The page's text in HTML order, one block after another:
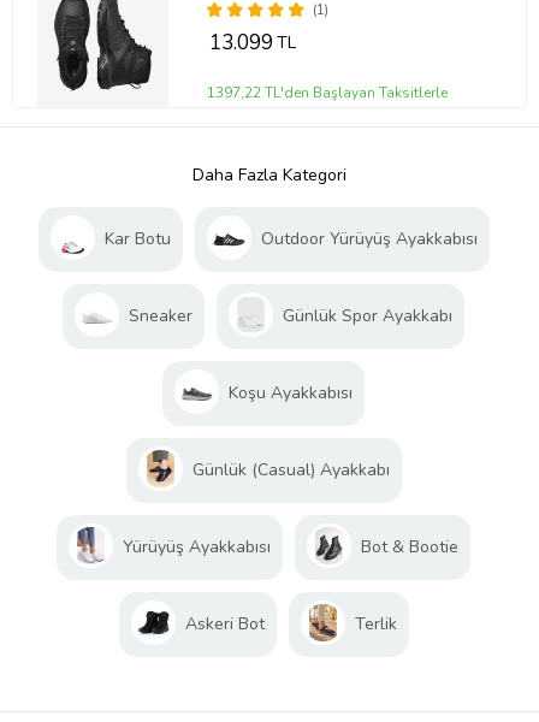
(1)
13.099TL
1397,22 TL'den Başlayan Taksitlerle
Daha Fazla Kategori
Kar Botu Outdoor Yürüyüş Ayakkabısı
Sneaker Günlük Spor Ayakkabı
Koşu Ayakkabısı
Günlük (Casual) Ayakkabı
Yürüyüş Ayakkabısı Bot & Bootie
Askeri Bot Terlik